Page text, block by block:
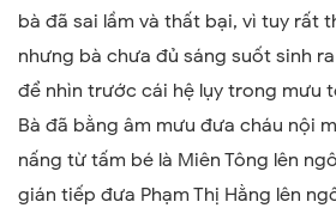
bà đã sai lầm và thất bại, vì tuy rất
nhưng bà chưa đủ sáng suốt sinh
để nhìn trước cái hệ lụy trong mưu
Bà đã bằng âm mưu đưa cháu nội
nấng từ tấm bé là Miên Tông lên
gián tiếp đưa Phạm Thị Hằng lên